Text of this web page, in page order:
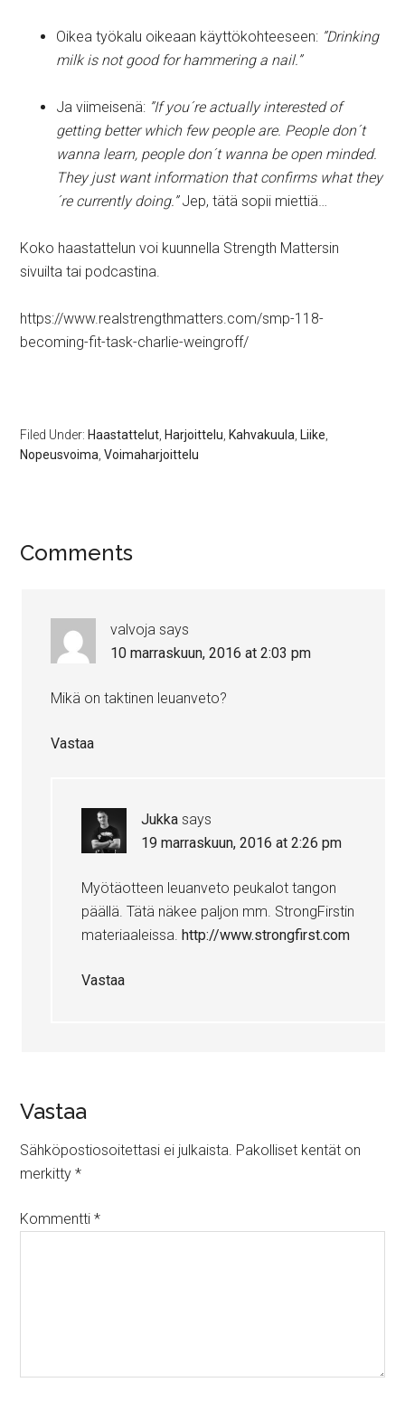
Oikea työkalu oikeaan käyttökohteeseen: ”Drinking
milk is not good for hammering a nail.”
Ja viimeisenä: ”If you´re actually interested of
getting better which few people are. People don´t
wanna learn, people don´t wanna be open minded.
They just want information that confirms what they
´re currently doing.”Jep, tätä sopii miettiä…
Koko haastattelun voi kuunnella Strength Mattersin
sivuilta tai podcastina.
https://www.realstrengthmatters.com/smp-118-
becoming-fit-task-charlie-weingroff/
Filed Under: Haastattelut Harjoittelu Kahvakuula Liike
Nopeusvoima ,Voimaharjoittelu
Comments
valvoja says
10 marraskuun, 2016 at 2:03 pm
Mikä on taktinen leuanveto?
Vastaa
Jukka says
19 marraskuun, 2016 at 2:26 pm
Myötäotteen leuanveto peukalot tangon
päällä. Tätä näkee paljon mm. StrongFirstin
materiaaleissa.http://www.strongfirst.com
Vastaa
Vastaa
Sähköpostiosoitettasi ei julkaista. Pakolliset kentät on
merkitty*
Kommentti*